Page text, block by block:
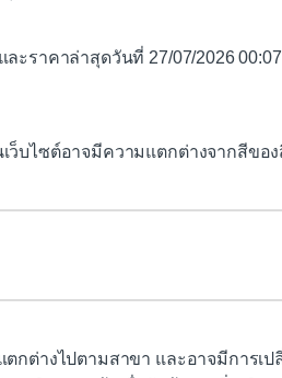
ะราคาล่าสุดวันที่ 27/07/2026
ว็บไซต์อาจมีความแตกต่างจากสีขอ
ตกต่างไปตามสาขา และอาจมีการเ